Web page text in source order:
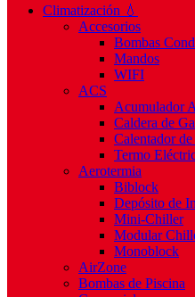
Climatización 💧
Accesorios
Bombas
Mandos
WIFI
ACS
Acumulador
Caldera de
Calentador de
Termo
Aerotermia
Biblock
Depósito de
Mini-Chiller
Modular
Monoblock
AirZone
Bombas de Piscina